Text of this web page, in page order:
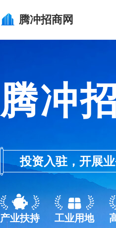
腾冲招商网
腾冲
投资入驻，开展
产业扶持 工业用地